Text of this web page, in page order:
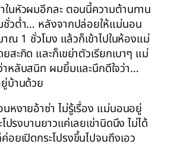
นหัวผมอีกละ ตอนนี้ความต้านทาน
ชั่วต่ำ… หลังจากปล่อยให้แม่นอน
าณ 1 ชั่วโมง แล้วก็เข้าไปในห้องแม่
ะกิด และก็เขย่าตัวเรียกเบาๆ แม่
หลับสนิท ผมยิ้มและนึกดีใจว่า…
บ้านด้วย
หงายอ้าซ่า ไม่รู้เรื่อง แม่นอนอยู่
ปรงบานยาวแค่เลยเข่านิดนึง ไม่ได้
ยเปิดกระโปรงขึ้นไปจนถึงเอว